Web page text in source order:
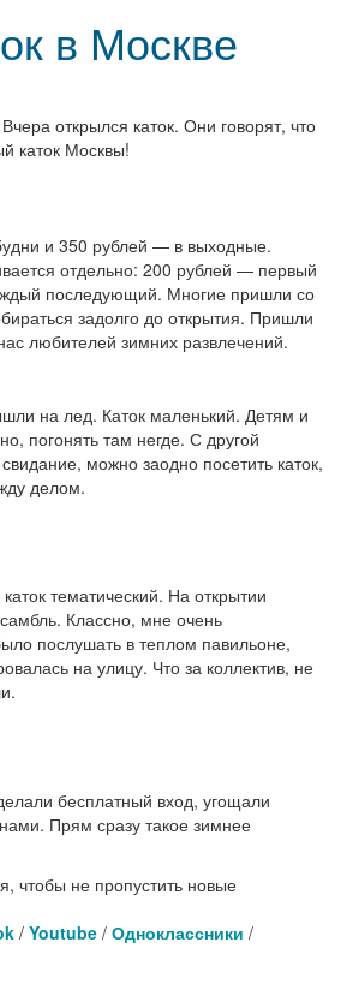
в Москве
открылся каток. Они говорят, что
каток Москвы!
и 350 рублей — в выходные.
отдельно: 200 рублей — первый
последующий. Многие пришли со
задолго до открытия. Пришли
любителей зимних развлечений.
на лед. Каток маленький. Детям и
погонять там негде. С другой
можно заодно посетить каток,
делом.
тематический. На открытии
Классно, мне очень
послушать в теплом павильоне,
на улицу. Что за коллектив, не
бесплатный вход, угощали
Прям сразу такое зимнее
чтобы не пропустить новые
/ Youtube / Одноклассники /